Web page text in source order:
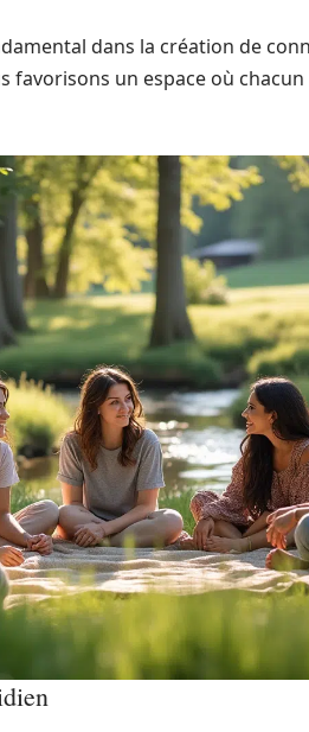
dans la création de
favorisons un espace où